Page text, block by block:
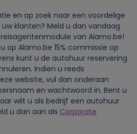
en op zoek naar een voordelige
klanten? Meld u dan vandaag
van Alamo.be!
op Alamo.be 15% commissie op
kunt u de autohuur reservering
Indien u reeds
website, vul dan onderaan
en wachtwoord in. Bent u
wilt u als bedrijf een autohuur
u dan aan als Corporate